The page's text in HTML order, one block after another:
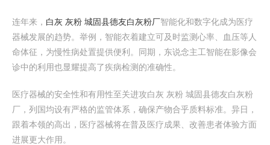
连年来， 白灰 灰粉 城固县德友白灰粉厂智能化和数字化成为医疗
器械发展的趋势。举例，智能衣着建立可及时监测心率、血压等人
命体征，为慢性病处置提供便利。同期，东说念主工智能在影像会
诊中的利用也显耀提高了疾病检测的准确性。
医疗器械的安全性和有用性至关进攻白灰 灰粉 城固县德友白灰粉
厂，列国均设有严格的监管体系，确保产物合乎质料标准。异日，
跟着本领的高出，医疗器械将在普及医疗成果、改善患者体验方面
进展更大作用。